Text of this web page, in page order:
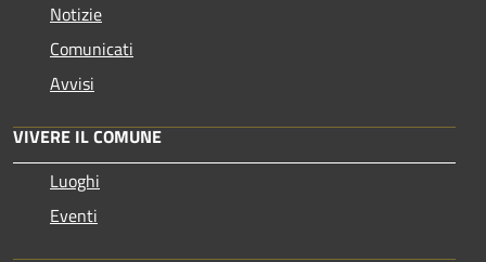
Notizie
Comunicati
Avvisi
VIVERE IL COMUNE
Luoghi
Eventi